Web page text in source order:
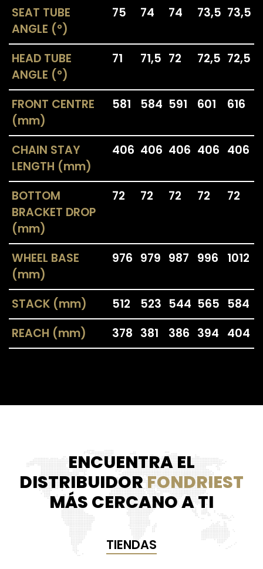
SEAT TUBE
ANGLE (°)
75 74 74 73,5 73,5
HEAD TUBE
ANGLE (°)
71 71,5 72 72,5 72,5
FRONT CENTRE
(mm)
581 584 591 601 616
CHAIN STAY
LENGTH (mm)
406 406 406 406 406
BOTTOM
BRACKET DROP
(mm)
72 72 72 72 72
WHEEL BASE
(mm)
976 979 987 996 1012
STACK (mm) 512 523 544 565 584
REACH (mm)
378 381 386 394 404
ENCUENTRA EL
DISTRIBUIDORFONDRIEST
MÁS CERCANO A TI
TIENDAS